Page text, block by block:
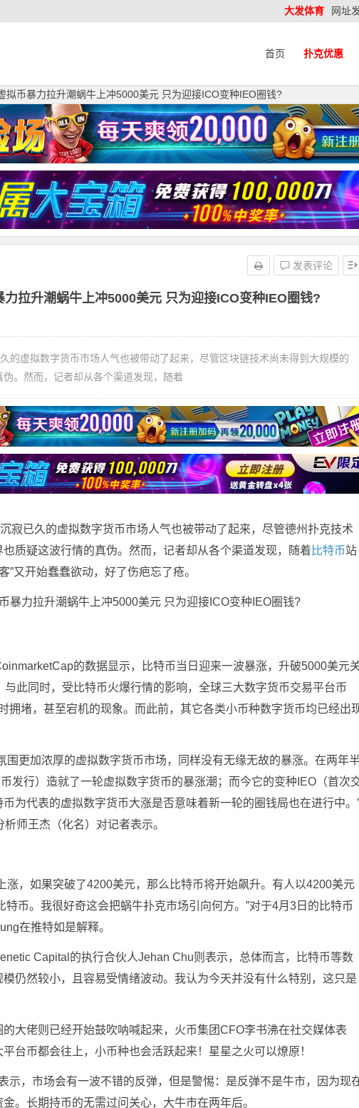
大发体育 网址
首页 扑克优惠
拟币暴力拉升潮蜗牛上冲5000美元 只为迎接ICO变种IEO圈钱?
力拉升潮蜗牛上冲5000美元 只为迎接ICO变种IEO圈钱?
发表评论
的虚拟数字货币市场人气也被带动了起来，尽管区块链技术尚未得到大规模的
。然而，记者却从各个渠道发现，随着
寂已久的虚拟数字货币市场人气也被带动了起来，尽管德州扑克技术
质疑这波行情的真伪。然而，记者却从各个渠道发现，随着 比特币站
”又开始蠢蠢欲动，好了伤疤忘了疮。
的数据显示，比特币当日迎来一波暴涨，升破5000美元
此同时，受比特币火爆行情的影响，全球三大数字货币交易平台币
拥堵，甚至宕机的现象。而此前，其它各类小币种数字货币均已经出
围更加浓厚的虚拟数字货币市场，同样没有无缘无故的暴涨。在两年
发行）造就了一轮虚拟数字货币的暴涨潮；而今它的变种IEO（首次
为代表的虚拟数字货币大涨是否意味着新一轮的圈钱局也在进行中。
师王杰（化名）对记者表示。
涨，如果突破了4200美元，那么比特币将开始飙升。有人以4200美元
币。我很好奇这会把蜗牛扑克市场引向何方。”对于4月3日的比特币
在推特如是解释。
Capital的执行合伙人Jehan Chu则表示，总体而言，比特币等数
仍然较小，且容易受情绪波动。我认为今天并没有什么特别，这只是
大佬则已经开始鼓吹呐喊起来，火币集团CFO李书沸在社交媒体表
台币都会往上，小币种也会活跃起来！星星之火可以燎原！
示，市场会有一波不错的反弹，但是警惕：是反弹不是牛市，因为现
。长期持币的无需过问关心，大牛市在两年后。